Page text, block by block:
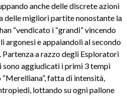
anche delle discrete azioni
delle migliori partite nonostante la
“vendicato i “grandi” vincendo
argonesi e appaiandoli al secondo
a razzo degli Esploratori
sono aggiudicati i primi 3 tempi
fatta di intensità,
lottando su ogni pallone